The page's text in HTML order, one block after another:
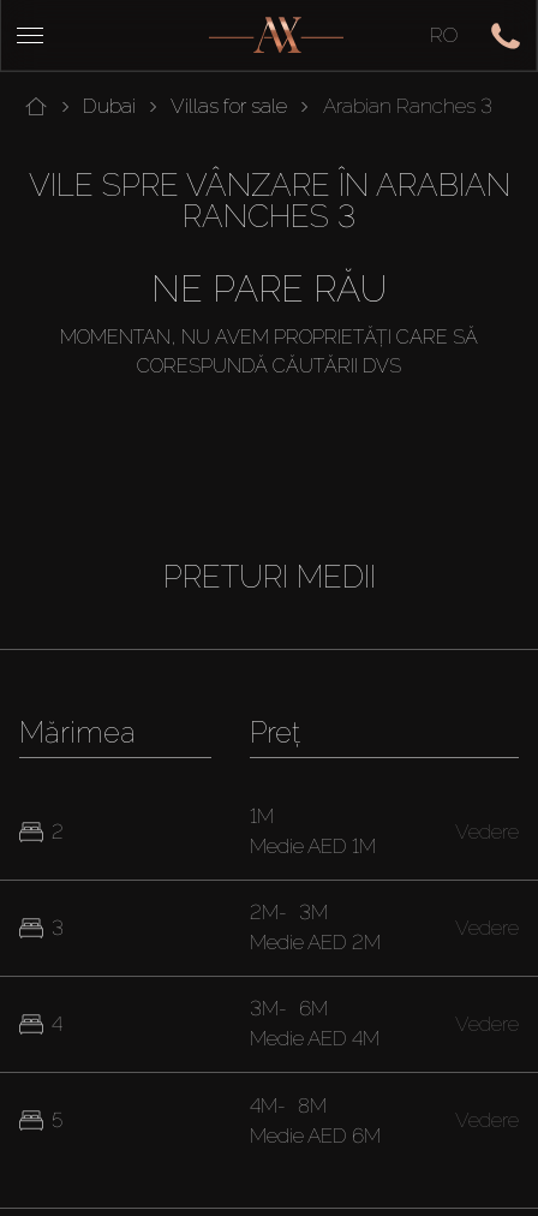
RO
Dubai Villas for sale Arabian Ranches 3
VILE SPRE VÂNZARE ÎN ARABIAN
RANCHES 3
NE PARE RĂU
MOMENTAN, NU AVEM PROPRIETĂȚI CARE SĂ
CORESPUNDĂ CĂUTĂRII DVS
PRETURI MEDII
Mărimea
2
3
4
5
Preț
1M
MedieAED 1M
Vedere
2M- 3M
MedieAED 2M
Vedere
3M- 6M
MedieAED 4M
Vedere
4M- 8M
MedieAED 6M
Vedere